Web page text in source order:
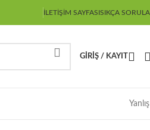
İLETIŞIM SAYFASISIKÇA
GIRIŞ / KAYIT